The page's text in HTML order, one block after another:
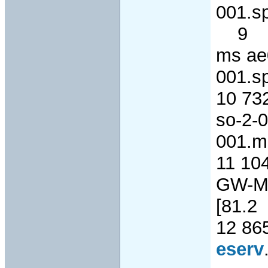
9
ms
10
so-2-
11
GW-
[81.2
12
eserv